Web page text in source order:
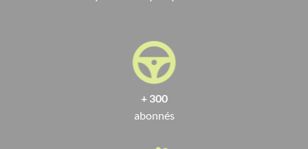
+ 300
abonnés